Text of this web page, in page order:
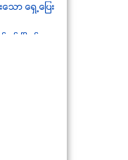
ေရွ႕ေျပး
း၏ ၿဂိဳဟ္တု